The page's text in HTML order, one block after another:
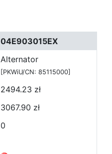
04E903015EX
Alternator
[PKWiU/CN: 85115000]
2494.23 zł
3067.90 zł
0